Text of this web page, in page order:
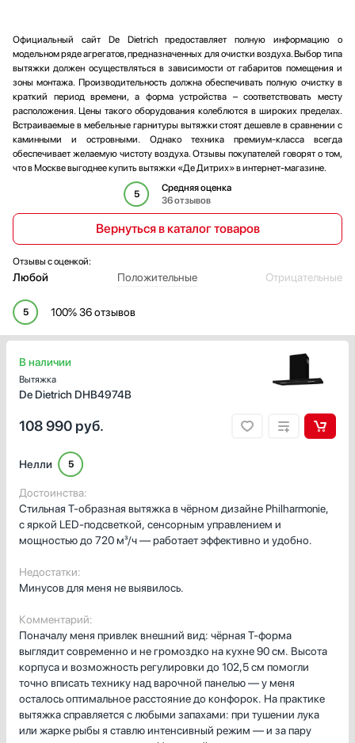
Официальный сайт De Dietrich предоставляет полную информацию о
модельном ряде агрегатов, предназначенных для очистки воздуха. Выбор типа
вытяжки должен осуществляться в зависимости от габаритов помещения и
зоны монтажа. Производительность должна обеспечивать полную очистку в
краткий период времени, а форма устройства – соответствовать месту
расположения. Цены такого оборудования колеблются в широких пределах.
Встраиваемые в мебельные гарнитуры вытяжки стоят дешевле в сравнении с
каминными и островными. Однако техника премиум-класса всегда
обеспечивает желаемую чистоту воздуха. Отзывы покупателей говорят о том,
что в Москве выгоднее купить вытяжки «Де Дитрих» в интернет-магазине.
5
Средняя оценка
36 отзывов
Вернуться в каталог товаров
Отзывы с оценкой:
Любой Положительные Отрицательные
5 100% 36 отзывов
В наличии
Вытяжка
De Dietrich DHB4974B
108 990 руб.
Нелли 5
Достоинства:
Стильная T‑образная вытяжка в чёрном дизайне Philharmonie,
с яркой LED-подсветкой, сенсорным управлением и
мощностью до 720 м³/ч — работает эффективно и удобно.
Недостатки:
Минусов для меня не выявилось.
Комментарий:
Поначалу меня привлек внешний вид: чёрная T‑форма
выглядит современно и не громоздко на кухне 90 см. Высота
корпуса и возможность регулировки до 102,5 см помогли
точно вписать технику над варочной панелью — у меня
осталось оптимальное расстояние до конфорок. На практике
вытяжка справляется с любыми запахами: при тушении лука
или жарке рыбы я ставлю интенсивный режим — и за пару